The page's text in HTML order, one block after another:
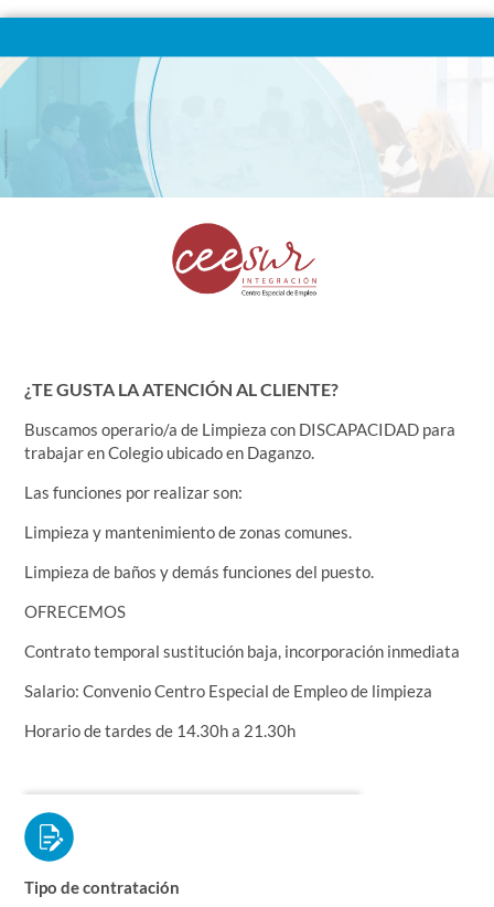
¿TE GUSTA LA ATENCIÓN AL CLIENTE?
Buscamos operario/a de Limpieza con DISCAPACIDAD para
trabajar en Colegio ubicado en Daganzo.
Las funciones por realizar son:
Limpieza y mantenimiento de zonas comunes.
Limpieza de baños y demás funciones del puesto.
OFRECEMOS
Contrato temporal sustitución baja, incorporación inmediata
Salario: Convenio Centro Especial de Empleo de limpieza
Horario de tardes de 14.30h a 21.30h
Tipo de contratación